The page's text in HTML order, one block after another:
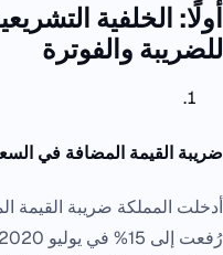
أولًا: الخلفية
للضريبة والفوترة
ضريبة القيمة المضافة في